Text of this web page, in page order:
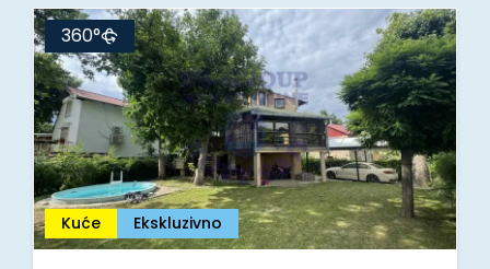
Kuće Ekskluzivno
360°